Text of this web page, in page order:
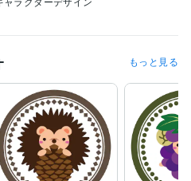
もっと見る